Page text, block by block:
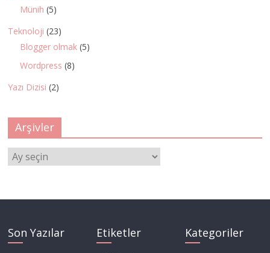
Münih (5)
Teknoloji (23)
Blogger olmak (5)
Wordpress (8)
Yazı Dizisi (2)
Arşivler
Arşivler
Son Yazılar Etiketler Kategoriler